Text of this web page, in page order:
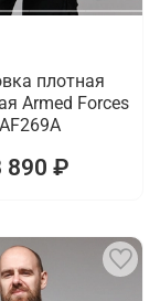
плотная
Armed Forces
AF269A
890 ₽